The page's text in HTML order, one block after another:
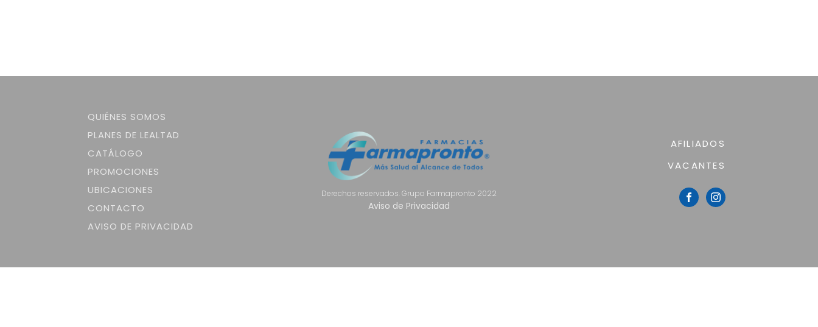
QUIÉNES SOMOS
PLANES DE LEALTAD
CATÁLOGO
PROMOCIONES
UBICACIONES
CONTACTO
AVISO DE PRIVACIDAD
Derechos reservados. Grupo Farmapronto 2022
Aviso de Privacidad
AFILIADOS
VACANTES